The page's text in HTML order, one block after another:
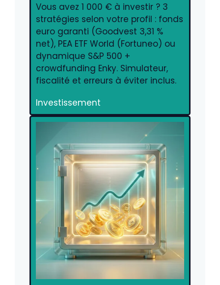
Vous avez 1 000 € à investir ? 3
stratégies selon votre profil : fonds
euro garanti (Goodvest 3,31 %
net), PEA ETF World (Fortuneo) ou
dynamique S&P 500 +
crowdfunding Enky. Simulateur,
fiscalité et erreurs à éviter inclus.
Investissement